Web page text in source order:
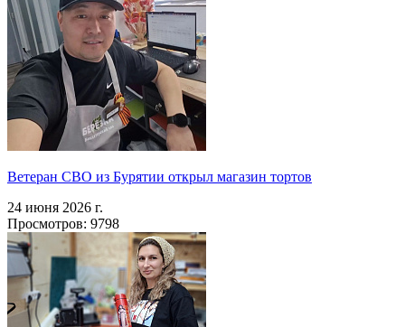
Ветеран СВО из Бурятии открыл магазин тортов
24 июня 2026 г.
Просмотров: 9798